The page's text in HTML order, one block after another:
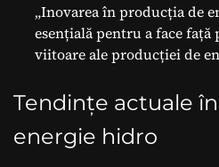
„Inovarea în producția de
esențială pentru a face
viitoare ale producției de
Tendințe actuale
energie hidro